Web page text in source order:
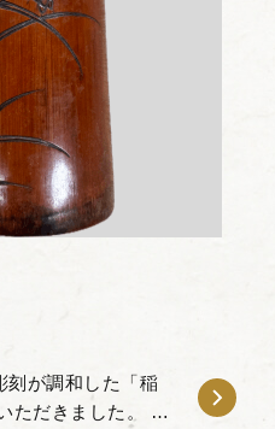
刻が調和した「稲
ただきました。 本